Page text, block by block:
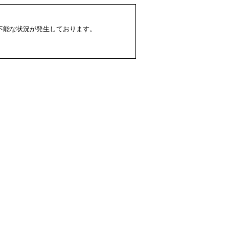
な状況が発生しております。